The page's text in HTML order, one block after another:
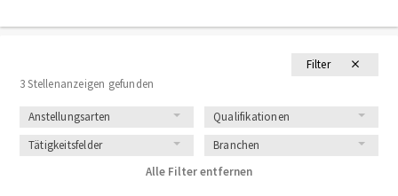
Filter
3 Stellenanzeigen gefunden
Anstellungsarten
Qualifikationen
Tätigkeitsfelder
Branchen
Alle Filter entfernen